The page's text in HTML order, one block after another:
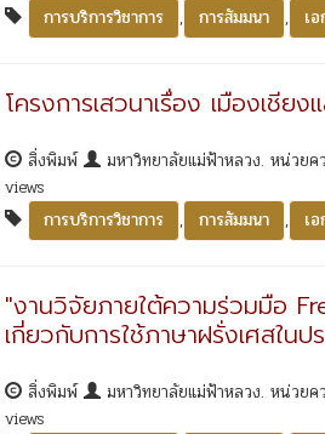
การบริการวิชาการ
, การสัมมนา , เ
โครงการเสวนาเรื่อง เมืองเชีย
สิ่งพิมพ์ มหาวิทยาลัยแม่ฟ้าหลวง. หน่วยคว
views
การบริการวิชาการ
, การสัมมนา , เ
"งานวิจัยภายใต้ความร่วมมือ
เกี่ยวกับการใช้ภาษาฝรั่งเศสในป
สิ่งพิมพ์ มหาวิทยาลัยแม่ฟ้าหลวง. หน่วยคว
views